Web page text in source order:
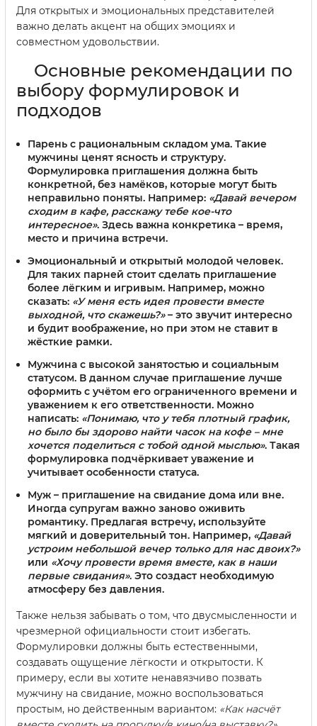
Для открытых и эмоциональных представителей
важно делать акцент на общих эмоциях и
совместном удовольствии.
Основные рекомендации по
выбору формулировок и
подходов
Парень с рациональным складом ума. Такие
мужчины ценят ясность и структуру.
Формулировка приглашения должна быть
конкретной, без намёков, которые могут быть
неправильно поняты. Например: «Давай вечером
сходим в кафе, расскажу тебе кое-что
интересное». Здесь важна конкретика – время,
место и причина встречи.
Эмоциональный и открытый молодой человек.
Для таких парней стоит сделать приглашение
более лёгким и игривым. Например, можно
сказать: «У меня есть идея провести вместе
выходной, что скажешь?»– это звучит интересно
и будит воображение, но при этом не ставит в
жёсткие рамки.
Мужчина с высокой занятостью и социальным
статусом. В данном случае приглашение лучше
оформить с учётом его ограниченного времени и
уважением к его ответственности. Можно
написать: «Понимаю, что у тебя плотный график,
но было бы здорово найти часок на кофе – мне
хочется поделиться с тобой одной мыслью». Такая
формулировка подчёркивает уважение и
учитывает особенности статуса.
Муж – приглашение на свидание дома или вне.
Иногда супругам важно заново оживить
романтику. Предлагая встречу, используйте
мягкий и доверительный тон. Например, «Давай
устроим небольшой вечер только для нас двоих?»
или «Хочу провести время вместе, как в наши
первые свидания». Это создаст необходимую
атмосферу без давления.
Также нельзя забывать о том, что двусмысленности и
чрезмерной официальности стоит избегать.
Формулировки должны быть естественными,
создавать ощущение лёгкости и открытости. К
примеру, если вы хотите ненавязчиво позвать
мужчину на свидание, можно воспользоваться
простым, но действенным вариантом: «Как насчёт